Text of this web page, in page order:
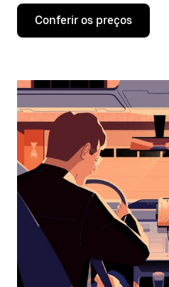
Pressione
seta
interagir
o
calendário
selecionar
uma
data.
Pressione
a
tecla
“ESC”
o
calendário.
Conferir os preços